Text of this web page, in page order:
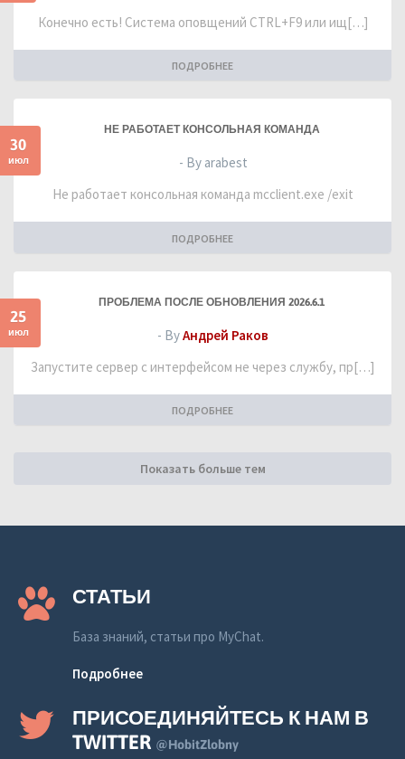
Конечно есть! Система оповщений CTRL+F9 или ищ[…]
ПОДРОБНЕЕ
30
июл
НЕ РАБОТАЕТ КОНСОЛЬНАЯ КОМАНДА
- By arabest
Не работает консольная команда mcclient.exe /exit
ПОДРОБНЕЕ
25
июл
ПРОБЛЕМА ПОСЛЕ ОБНОВЛЕНИЯ 2026.6.1
- ByАндрей Раков
Запустите сервер с интерфейсом не через службу, пр[…]
ПОДРОБНЕЕ
Показать больше тем
СТАТЬИ
База знаний, статьи про MyChat.
Подробнее
ПРИСОЕДИНЯЙТЕСЬ К НАМ В
TWITTER @HobitZlobny